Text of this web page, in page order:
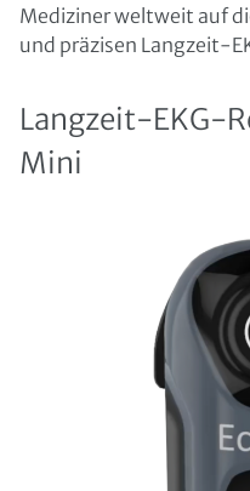
Mediziner weltweit auf
und präzisen Langzeit-
Langzeit-EKG-
Mini